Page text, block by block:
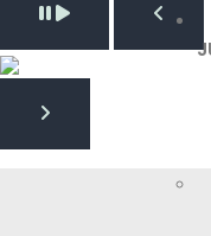
Pause slide
Resume slide